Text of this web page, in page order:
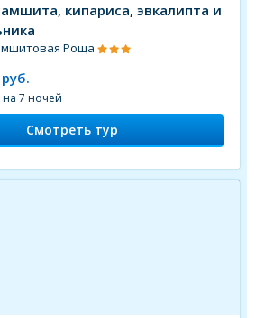
кипариса, эвкалипта и
Роща
руб.
7 ночей
Смотреть тур